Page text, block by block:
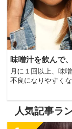
味噌汁を飲んで
月に１回以上、味
不良になりやすく
人気記事ラ